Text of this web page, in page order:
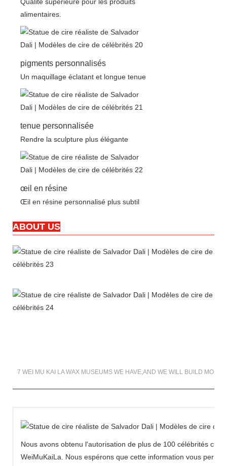
alimentaires.
pigments personnalisés
Un maquillage éclatant et longue tenue
tenue personnalisée
Rendre la sculpture plus élégante
œil en résine
Œil en résine personnalisé plus subtil
ABOUT US
7 WEI MU KAI LA WAX MUSEUMS WE HAVE,AND WE WILL BUILD MORE
Nous avons obtenu l'autorisation de plus de 100 célébrités
WeiMuKaiLa. Nous espérons que cette information vous